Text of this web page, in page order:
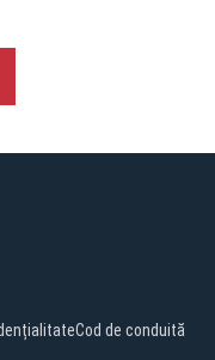
Cod de conduită